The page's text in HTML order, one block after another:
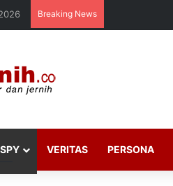
Breaking News
VERITAS PERSONA